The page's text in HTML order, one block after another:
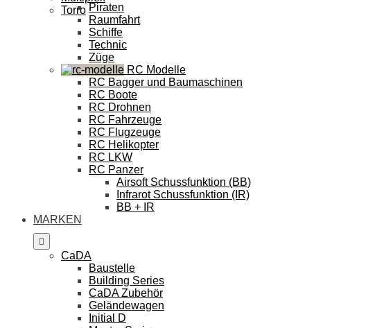
Torro Piraten
Raumfahrt
Schiffe
Technic
Züge
RC Modelle
RC Bagger und Baumaschinen
RC Boote
RC Drohnen
RC Fahrzeuge
RC Flugzeuge
RC Helikopter
RC LKW
RC Panzer
Airsoft Schussfunktion (BB)
Infrarot Schussfunktion (IR)
BB + IR
MARKEN
CaDA
Baustelle
Building Series
CaDA Zubehör
Geländewagen
Initial D